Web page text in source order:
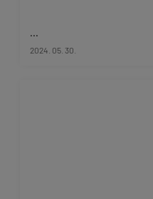
...
2024. 05. 30.